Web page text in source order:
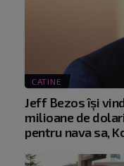
CATINE
Jeff Bezos își
milioane de
pentru nava sa,